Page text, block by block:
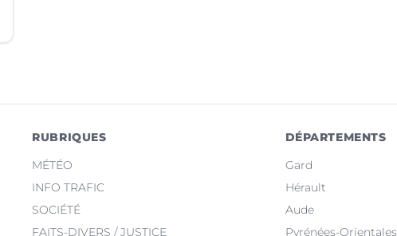
RUBRIQUES
MÉTÉO
INFO TRAFIC
SOCIÉTÉ
FAITS-DIVERS / JUSTICE
DÉPARTEMENTS
Gard
Hérault
Aude
Pyrénées-Orientales